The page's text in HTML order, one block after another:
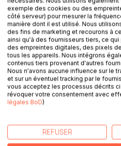
DESCRIPTION
Ils se rencontrent grâce à leur
elle est plus âgée sa maturité,
conquis.
exemple des cookies ou des
côté serveur) pour mesurer la
manière dont il est utilisé. Nous
des fins de marketing et recourons à
ainsi qu'à des fournisseurs tiers, ce
des empreintes digitales, des pixels
tous les appareils. Nous intégrons
contenus tiers provenant d'autres
Nous n'avons aucune influence sur le
et sur un éventuel tracking par le
vous acceptez les processus décrits
révoquer votre consentement avec
légales BoD)
REFUSER